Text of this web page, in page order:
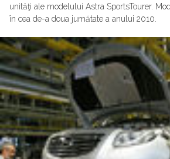
unităţi ale modelului Astra SportsTourer.
în cea de-a doua jumătate a anului 2010.